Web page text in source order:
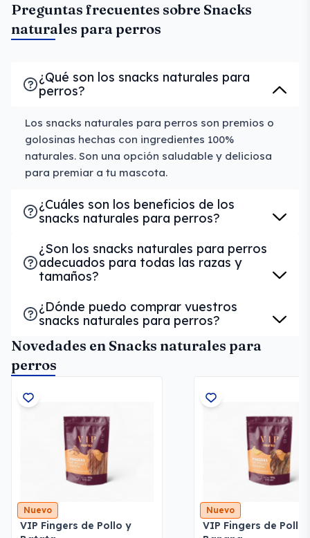
Preguntas frecuentes sobre Snacks
naturales para perros
¿Qué son los snacks naturales para
perros?
Los snacks naturales para perros son premios o
golosinas hechas con ingredientes 100%
naturales. Son una opción saludable y deliciosa
para premiar a tu mascota.
¿Cuáles son los beneficios de los
snacks naturales para perros?
¿Son los snacks naturales para perros
adecuados para todas las razas y
tamaños?
¿Dónde puedo comprar vuestros
snacks naturales para perros?
Novedades en Snacks naturales para
perros
Nuevo
VIP Fingers de Pollo y
Nuevo
VIP Fingers de Pollo